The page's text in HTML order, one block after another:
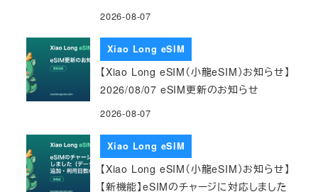
2026-08-07
Xiao Long eSIM
【Xiao Long eSIM（小龍eSIM）お知らせ】
2026/08/07 eSIM更新のお知らせ
2026-08-07
Xiao Long eSIM
【Xiao Long eSIM（小龍eSIM）お知らせ】
【新機能】eSIMのチャージに対応しました